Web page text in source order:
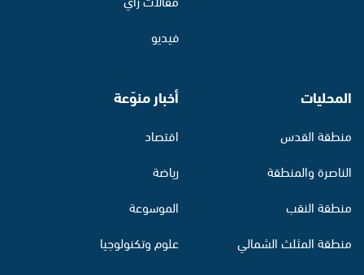
فيديو
المحليات
منطقة القدس
الناصرة والمنطقة
منطقة النقب
منطقة المثلث الشمالي
أخبار منوّعة
اقتصاد
رياضة
الموسوعة
علوم وتكنولوجيا